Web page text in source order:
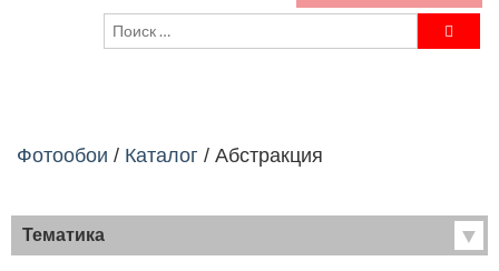
Фотообои / Каталог / Абстракция
Тематика